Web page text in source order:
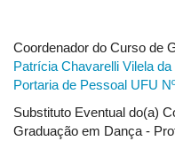
Coordenador do Curso de
Patrícia Chavarelli Vilela da
Portaria de Pessoal UFU
Substituto Eventual do(a)
Graduação em Dança -